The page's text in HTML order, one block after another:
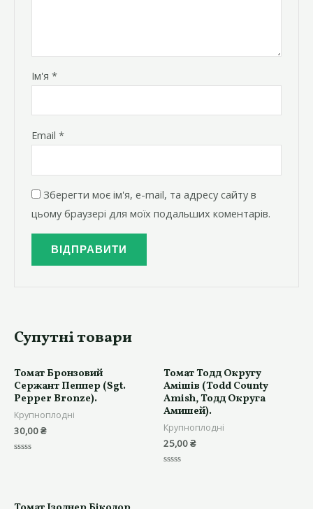
Ім'я*
Email*
Зберегти моє ім'я, e-mail, та адресу сайту в
цьому браузері для моїх подальших коментарів.
Супутні товари
Томат Бронзовий
Сержант Пеппер (Sgt.
Pepper Bronze).
Крупноплодні
30,00₴
Томат Тодд Округу
Амішів (Todd County
Amish, Тодд Округа
Амишей).
Крупноплодні
25,00₴